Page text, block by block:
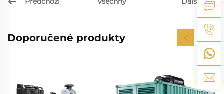
Doporučené produkty